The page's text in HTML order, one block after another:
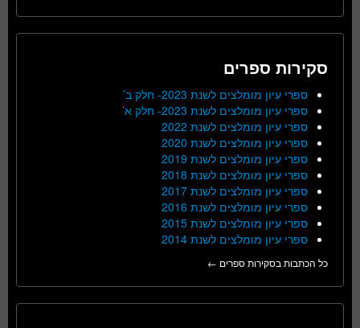
סקירות ספרים
ספרי עיון מומלצים לשנת 2023- חלק ב’
ספרי עיון מומלצים לשנת 2023- חלק א’
ספרי עיון מומלצים לשנת 2022
ספרי עיון מומלצים לשנת 2020
ספרי עיון מומלצים לשנת 2019
ספרי עיון מומלצים לשנת 2018
ספרי עיון מומלצים לשנת 2017
ספרי עיון מומלצים לשנת 2016
ספרי עיון מומלצים לשנת 2015
ספרי עיון מומלצים לשנת 2014
כל הכתבות בסקירות ספרים ←